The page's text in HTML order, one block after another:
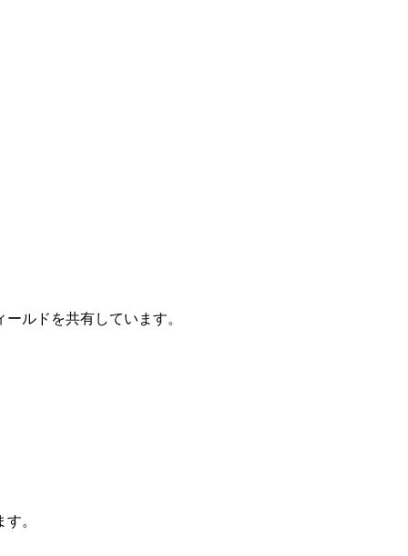
ルドを共有しています。
。